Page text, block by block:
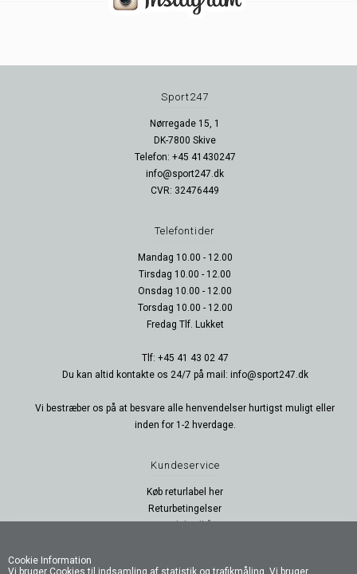
Cookie Information
Vi bruger Cookies til indsamling af statistik og trafikmåling. Vi bruger
Sport247
Nørregade 15, 1
DK-7800 Skive
Telefon: +45 41430247
info@sport247.dk
CVR: 32476449
Telefontider
Mandag 10.00 - 12.00
Tirsdag 10.00 - 12.00
Onsdag 10.00 - 12.00
Torsdag 10.00 - 12.00
Fredag Tlf. Lukket
Tlf: +45 41 43 02 47
Du kan altid kontakte os 24/7 på mail: info@sport247.dk
Vi bestræber os på at besvare alle henvendelser hurtigst muligt eller
inden for 1-2 hverdage.
Kundeservice
Køb returlabel her
Returbetingelser
Handelsvilkår